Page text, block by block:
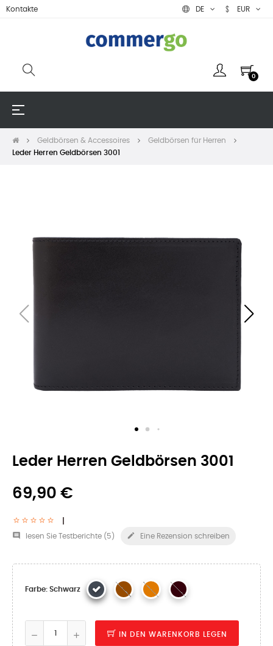
Kontakte DE EUR
0
Umschalten
☰
Geldbörsen & Accessoires
Geldbörsen für Herren
Leder Herren Geldbörsen 3001
Leder Herren Geldbörsen 3001
69,90 €
 lesen Sie Testberichte (5 )  Eine Rezension schreiben
Farbe: Schwarz
IN DEN WARENKORB LEGEN